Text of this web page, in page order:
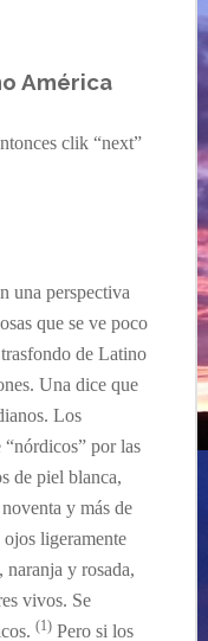
América
clik “next”
una perspectiva
que se ve poco
de Latino
Una dice que
Los
“nórdicos” por las
de piel blanca,
y más de
ligeramente
y rosada,
vivos. Se
(1) Pero si los